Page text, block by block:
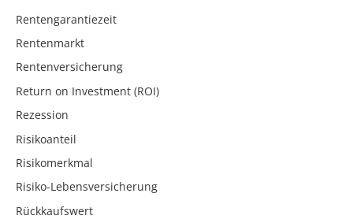
Rentengarantiezeit
Rentenmarkt
Rentenversicherung
Return on Investment (ROI)
Rezession
Risikoanteil
Risikomerkmal
Risiko-Lebensversicherung
Rückkaufswert